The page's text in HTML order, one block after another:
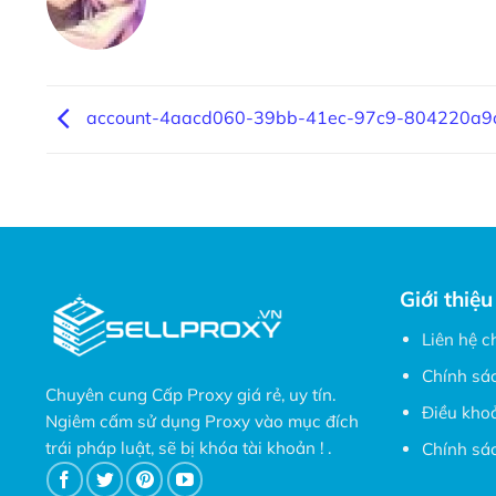
account-4aacd060-39bb-41ec-97c9-
Chuyên cung Cấp Proxy giá rẻ, uy tín.
Ngiêm cấm sử dụng Proxy vào mục đích
trái pháp luật, sẽ bị khóa tài khoản ! .
Giới thiệu
Liên hệ
Chính
Điều
Chính